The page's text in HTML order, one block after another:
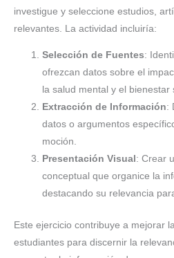
investigue y seleccione estudios,
relevantes. La actividad incluiría:
Selección de Fuentes:
ofrezcan datos sobre el
la salud mental y el bienestar
Extracción de Información:
datos o argumentos
moción.
Presentación Visual : Crear
conceptual que organice la
destacando su relevancia
Este ejercicio contribuye a mejorar
estudiantes para discernir la